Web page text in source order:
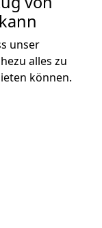
unser
alles zu
können.